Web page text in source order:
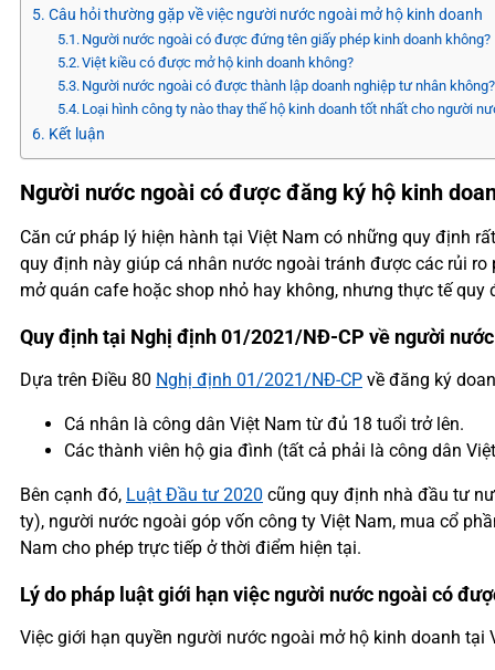
Câu hỏi thường gặp về việc người nước ngoài mở hộ kinh doanh
Người nước ngoài có được đứng tên giấy phép kinh doanh không?
Việt kiều có được mở hộ kinh doanh không?
Người nước ngoài có được thành lập doanh nghiệp tư nhân không?
Loại hình công ty nào thay thế hộ kinh doanh tốt nhất cho người
Kết luận
Người nước ngoài có được đăng ký hộ kinh
Căn cứ pháp lý hiện hành tại Việt Nam có những quy định
quy định này giúp cá nhân nước ngoài tránh được các rủi
mở quán cafe hoặc shop nhỏ hay không, nhưng thực tế quy
Quy định tại Nghị định 01/2021/NĐ-CP về người
Dựa trên Điều 80 Nghị định 01/2021/NĐ-CP về đăng ký
Cá nhân là công dân Việt Nam từ đủ 18 tuổi trở lên.
Các thành viên hộ gia đình (tất cả phải là công dân
Bên cạnh đó, Luật Đầu tư 2020 cũng quy định nhà đầu tư
ty), người nước ngoài góp vốn công ty Việt Nam, mua cổ
Nam cho phép trực tiếp ở thời điểm hiện tại.
Lý do pháp luật giới hạn việc người nước ngoài có
Việc giới hạn quyền người nước ngoài mở hộ kinh doanh